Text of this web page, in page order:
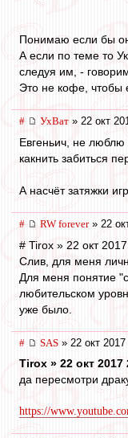
Понимаю если бы
А если по теме то
следуя им, -
Это не кофе, чтобы
# УхВат » 22 окт
Евгеньич, не
какнить забиться
А насчёт затяжки
# RW forever» 22
# Tirox » 22 окт
Слив, для меня
Для меня понятие
любительском
уже было.
# SAS » 22 окт
Tirox » 22 окт 2017
да пересмотри
https://